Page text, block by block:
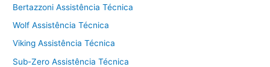
Bertazzoni Assistência Técnica
Wolf Assistência Técnica
Viking Assistência Técnica
Sub-Zero Assistência Técnica